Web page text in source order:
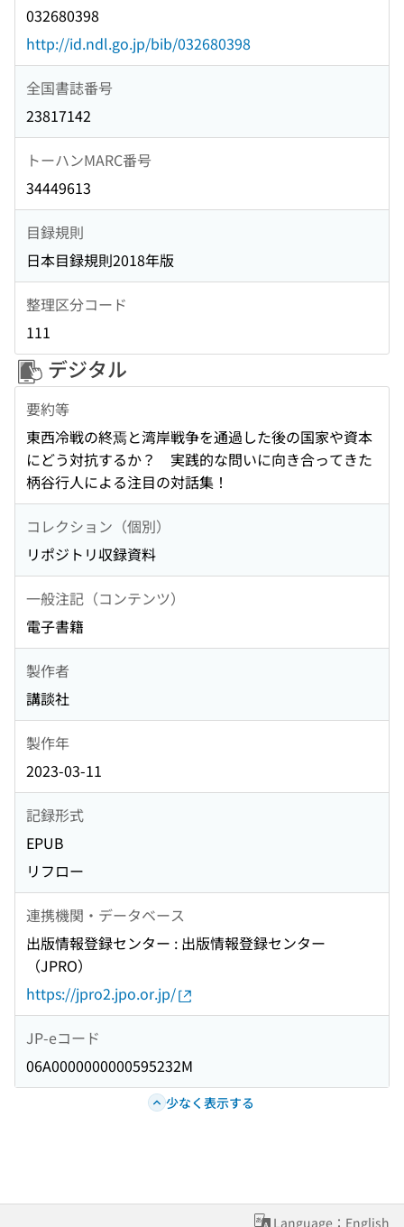
032680398
http://id.ndl.go.jp/bib/032680398
全国書誌番号
23817142
トーハンMARC番号
34449613
目録規則
日本目録規則2018年版
整理区分コード
111
デジタル
要約等
東西冷戦の終焉と湾岸戦争を通過した後の国家や資本
にどう対抗するか？ 実践的な問いに向き合ってきた
柄谷行人による注目の対話集！
コレクション（個別）
リポジトリ収録資料
一般注記（コンテンツ）
電子書籍
製作者
講談社
製作年
2023-03-11
記録形式
EPUB
リフロー
連携機関・データベース
出版情報登録センター : 出版情報登録センター
（JPRO）
https://jpro2.jpo.or.jp/
JP-eコード
06A0000000000595232M
少なく表示する
Language：English